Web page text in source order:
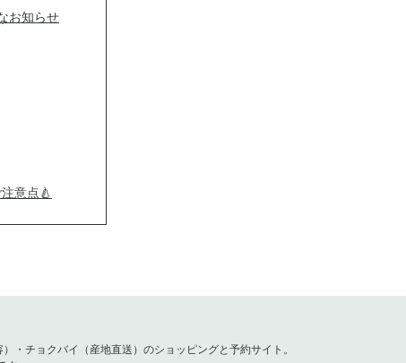
お知らせ
意点🍐
・チョクバイ（産地直送）のショッピングと予約サイト。